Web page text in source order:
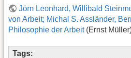
Jörn Leonhard, Willibald
von Arbeit; Michal S. Assländer,
Philosophie der Arbeit(Ernst
Tags: